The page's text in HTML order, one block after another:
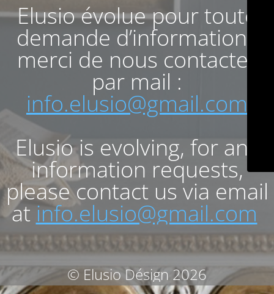
Elusio évolue pour toute
demande d’informations
merci de nous contacter
par mail :
info.elusio@gmail.com
Elusio is evolving, for any
information requests,
please contact us via email
at info.elusio@gmail.com
© Elusio Désign 2026